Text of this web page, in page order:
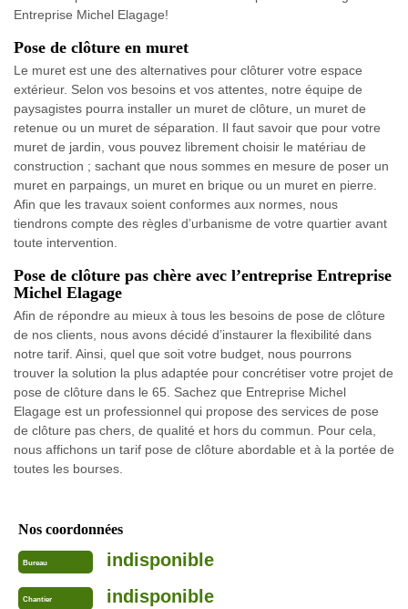
Entreprise Michel Elagage!
Pose de clôture en muret
Le muret est une des alternatives pour clôturer votre espace
extérieur. Selon vos besoins et vos attentes, notre équipe de
paysagistes pourra installer un muret de clôture, un muret de
retenue ou un muret de séparation. Il faut savoir que pour votre
muret de jardin, vous pouvez librement choisir le matériau de
construction ; sachant que nous sommes en mesure de poser un
muret en parpaings, un muret en brique ou un muret en pierre.
Afin que les travaux soient conformes aux normes, nous
tiendrons compte des règles d’urbanisme de votre quartier avant
toute intervention.
Pose de clôture pas chère avec l’entreprise Entreprise
Michel Elagage
Afin de répondre au mieux à tous les besoins de pose de clôture
de nos clients, nous avons décidé d’instaurer la flexibilité dans
notre tarif. Ainsi, quel que soit votre budget, nous pourrons
trouver la solution la plus adaptée pour concrétiser votre projet de
pose de clôture dans le 65. Sachez que Entreprise Michel
Elagage est un professionnel qui propose des services de pose
de clôture pas chers, de qualité et hors du commun. Pour cela,
nous affichons un tarif pose de clôture abordable et à la portée de
toutes les bourses.
Nos coordonnées
Bureau indisponible
Chantier indisponible